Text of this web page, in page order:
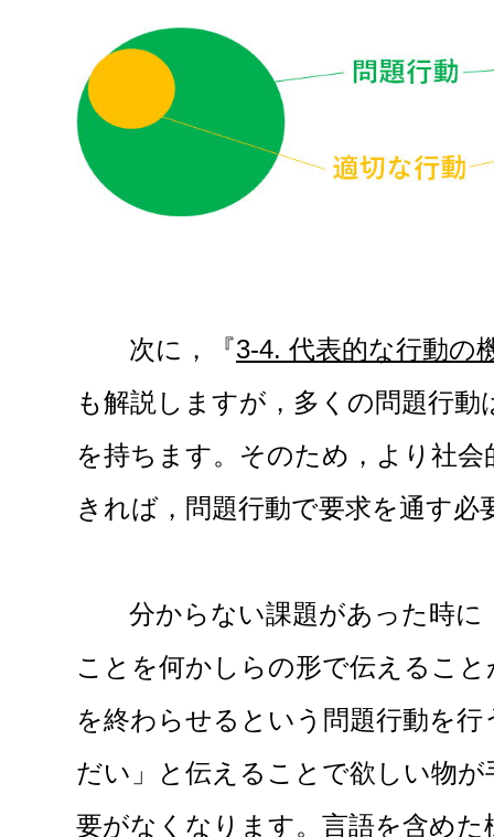
次に，『3-4. 代表的な行動の
も解説しますが，多くの問題行
を持ちます。そのため，より社
きれば，問題行動で要求を通す
分からない課題があった時に
ことを何かしらの形で伝えるこ
を終わらせるという問題行動を
だい」と伝えることで欲しい物
要がなくなります。言語を含め